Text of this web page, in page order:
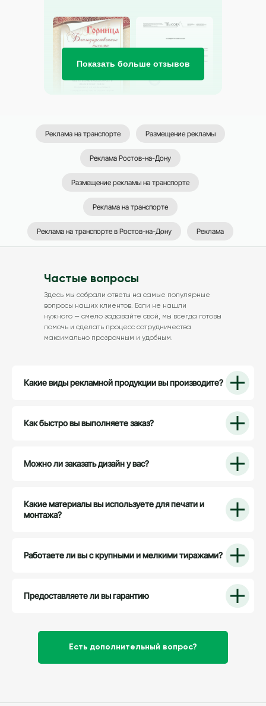
Скидки
Показать больше отзывов
Реклама на транспорте Размещение рекламы
Реклама Ростов-на-Дону
Размещение рекламы на транспорте
Реклама на транспорте
Реклама на транспорте в Ростов-на-Дону Реклама
Частые вопросы
Здесь мы собрали ответы на самые популярные
вопросы наших клиентов. Если не нашли
нужного — смело задавайте свой, мы всегда готовы
помочь и сделать процесс сотрудничества
максимально прозрачным и удобным.
Какие виды рекламной продукции вы производите?
Как быстро вы выполняете заказ?
Можно ли заказать дизайн у вас?
Какие материалы вы используете для печати и
монтажа?
Работаете ли вы с крупными и мелкими тиражами?
Предоставляете ли вы гарантию
Есть дополнительный вопрос?
+7 (964) 905-00-00
2024-2026
пт: с 9:00 до 17:00
ул. Лавриненко, 1/2
г. Мелитополь
ул. Ломоносова 341
г. Краснодар
ул. Калинина 321